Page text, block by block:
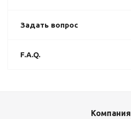
Задать вопрос
F.A.Q.
Компания